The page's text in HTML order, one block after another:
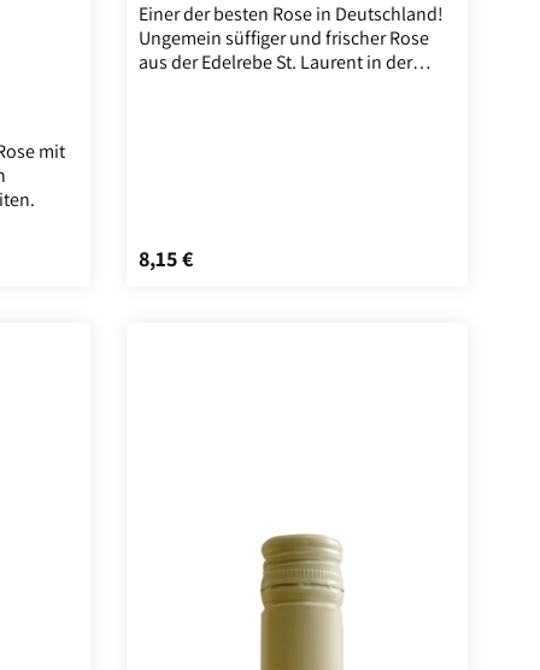
mit
Einer der besten Rose in Deutschland!
Ungemein süffiger und frischer Rose
aus der Edelrebe St. Laurent in der
Regulärer Preis:
8,15 €